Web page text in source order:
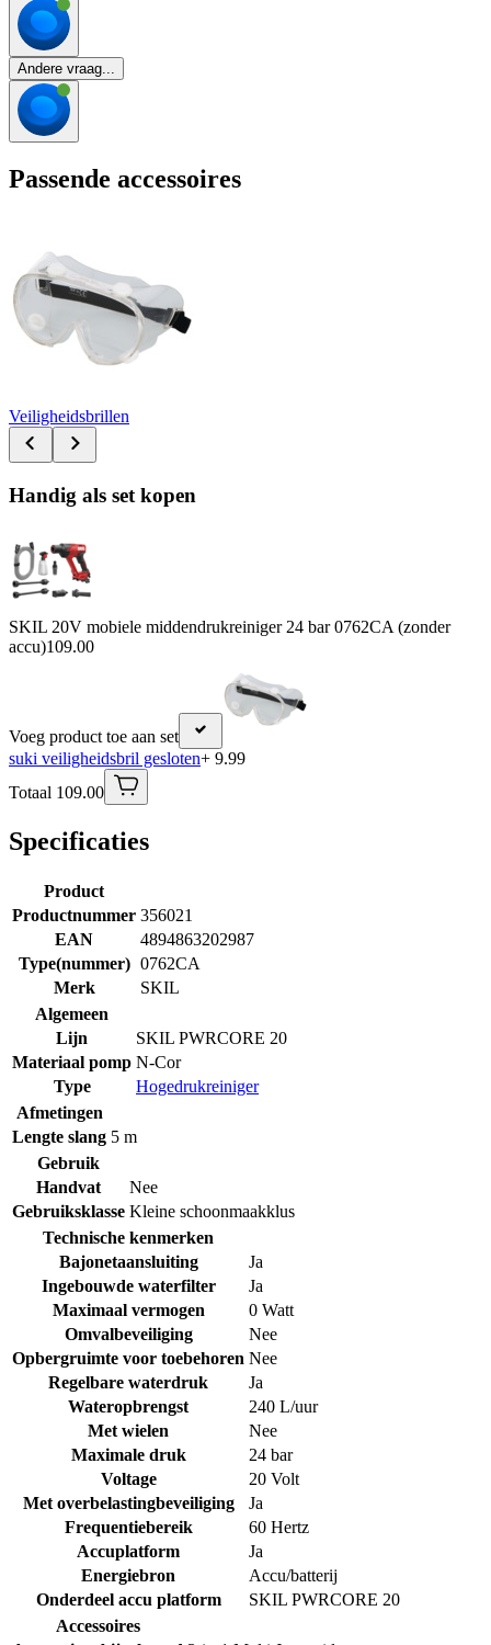
Andere vraag...
Passende accessoires
Veiligheidsbrillen
Handig als set kopen
SKIL 20V mobiele middendrukreiniger 24 bar 0762CA (zonder
accu)109.00
Voeg product toe aan set
suki veiligheidsbril gesloten+ 9.99
Totaal 109.00
Specificaties
Product
Productnummer 356021
EAN
4894863202987
Type(nummer) 0762CA
Merk
SKIL
Algemeen
Lijn
SKIL PWRCORE 20
Materiaal pomp N-Cor
Type
Hogedrukreiniger
Afmetingen
Lengte slang 5 m
Gebruik
Handvat
Nee
Gebruiksklasse Kleine schoonmaakklus
Technische kenmerken
Bajonetaansluiting
Ja
Ingebouwde waterfilter
Ja
Maximaal vermogen
0 Watt
Omvalbeveiliging
Nee
Opbergruimte voor toebehoren Nee
Regelbare waterdruk
Ja
Wateropbrengst
240 L/uur
Met wielen
Nee
Maximale druk
24 bar
Voltage
20 Volt
Met overbelastingbeveiliging
Ja
Frequentiebereik
60 Hertz
Accuplatform
Ja
Energiebron
Accu/batterij
Onderdeel accu platform
SKIL PWRCORE 20
Accessoires